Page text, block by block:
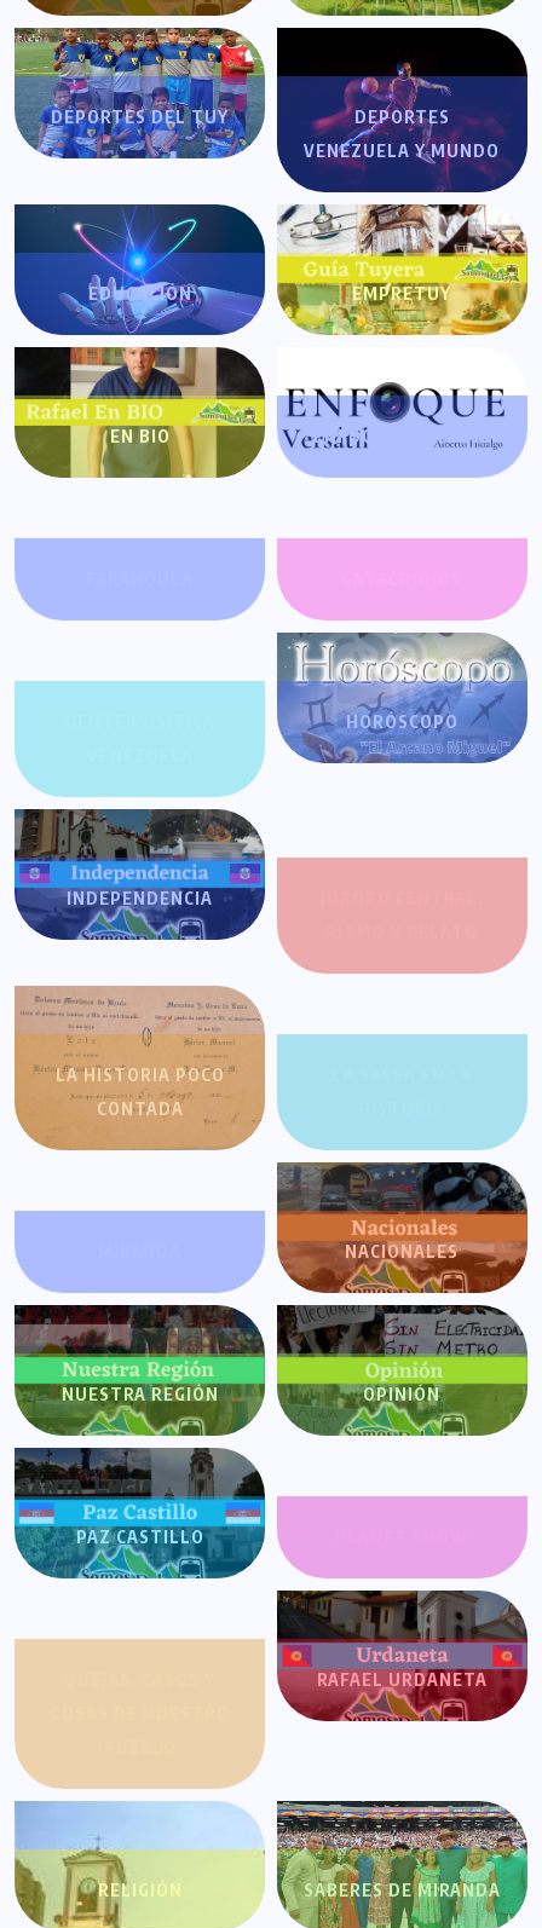
DEPORTES DEL TUY
DEPORTES
VENEZUELA Y MUNDO
EDUCACIÓN EMPRETUY
EN BIO ENFOQUE VERSÁTIL
HORÓSCOPO
INDEPENDENCIA
LA HISTORIA POCO
CONTADA
NACIONALES
NUESTRA REGIÓN OPINIÓN
PAZ CASTILLO
RAFAEL URDANETA
RELIGIÓN SABERES DE MIRANDA